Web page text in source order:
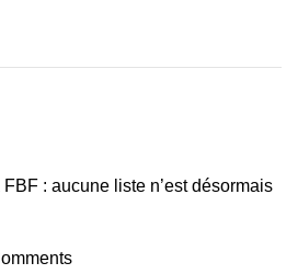
: aucune liste n’est désormais